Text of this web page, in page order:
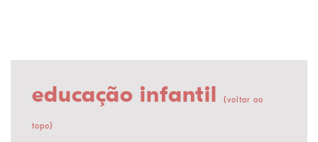
educação infantil (voltar ao
topo)